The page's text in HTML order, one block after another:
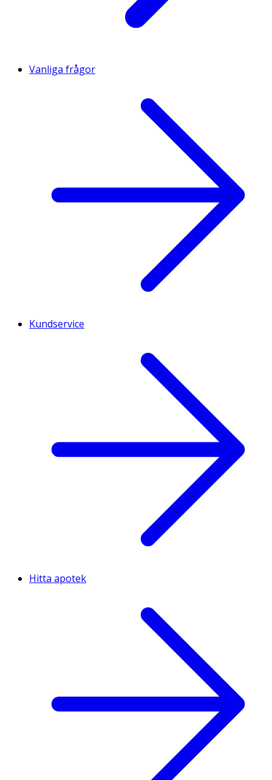
Vanliga frågor
Kundservice
Hitta apotek